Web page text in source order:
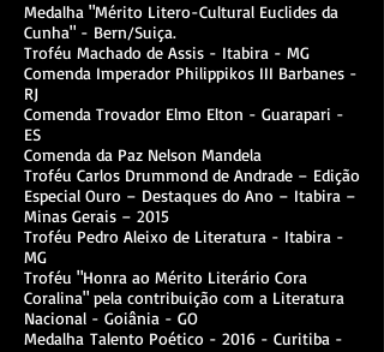
Medalha "Mérito Litero-Cultural Euclides da
Cunha" - Bern/Suiça.
Troféu Machado de Assis - Itabira - MG
Comenda Imperador Philippikos III Barbanes -
RJ
Comenda Trovador Elmo Elton - Guarapari -
ES
Comenda da Paz Nelson Mandela
Troféu Carlos Drummond de Andrade – Edição
Especial Ouro – Destaques do Ano – Itabira –
Minas Gerais – 2015
Troféu Pedro Aleixo de Literatura - Itabira -
MG
Troféu "Honra ao Mérito Literário Cora
Coralina" pela contribuição com a Literatura
Nacional - Goiânia - GO
Medalha Talento Poético - 2016 - Curitiba -